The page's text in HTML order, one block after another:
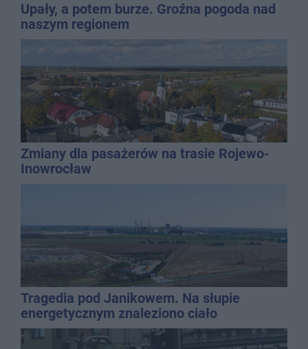
Upały, a potem burze. Groźna pogoda nad
naszym regionem
Zmiany dla pasażerów na trasie Rojewo-
Inowrocław
Tragedia pod Janikowem. Na słupie
energetycznym znaleziono ciało
mężczyzny